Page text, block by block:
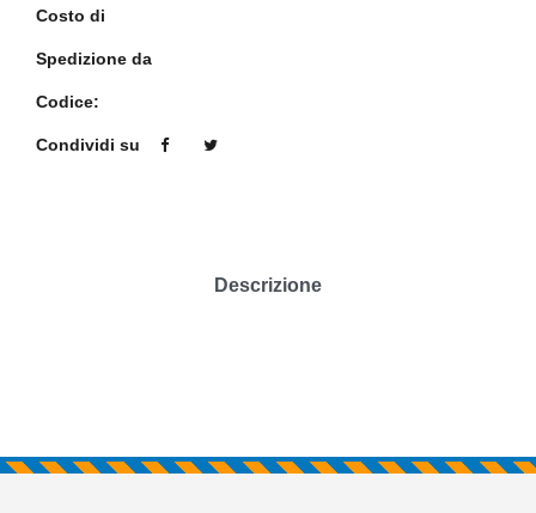
Costo di
Spedizione da
Codice:
Condividi su
Descrizione